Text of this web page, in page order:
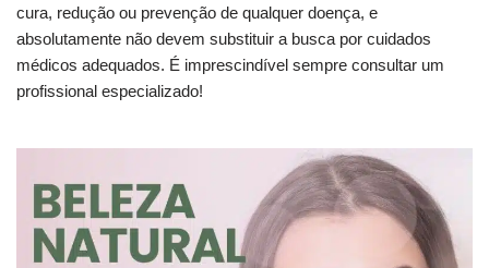
cura, redução ou prevenção de qualquer doença, e
absolutamente não devem substituir a busca por cuidados
médicos adequados. É imprescindível sempre consultar um
profissional especializado!